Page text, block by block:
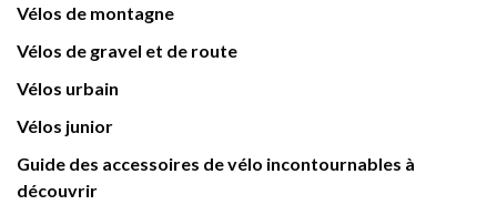
Vélos de montagne
Vélos de gravel et de route
Vélos urbain
Vélos junior
Guide des accessoires de vélo incontournables à
découvrir